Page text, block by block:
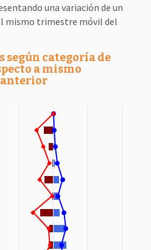
una variación de un
mismo trimestre móvil del
según categoría de
a mismo